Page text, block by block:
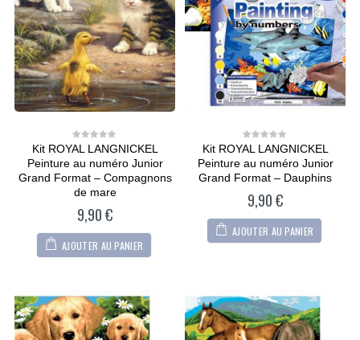
0
of
5
Kit ROYAL LANGNICKEL
Peinture au numéro Junior
Grand Format – Compagnons
de mare
9,90€
AJOUTER AU PANIER
0
of
5
Kit ROYAL LANGNICKEL
Peinture au numéro Junior
Grand Format – Dauphins
9,90€
AJOUTER AU PANIER